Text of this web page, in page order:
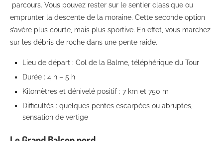
parcours. Vous pouvez rester sur le sentier classique ou
emprunter la descente de la moraine. Cette seconde option
s’avère plus courte, mais plus sportive. En effet, vous marchez
sur les débris de roche dans une pente raide.
Lieu de départ : Col de la Balme, téléphérique du Tour
Durée : 4 h – 5 h
Kilomètres et dénivelé positif : 7 km et 750 m
Difficultés : quelques pentes escarpées ou abruptes,
sensation de vertige